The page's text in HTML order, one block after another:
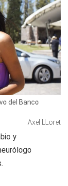
del Banco
Axel LLoret
y